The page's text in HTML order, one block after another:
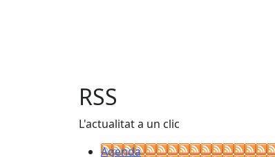
RSS
L'actualitat a un clic
Agenda